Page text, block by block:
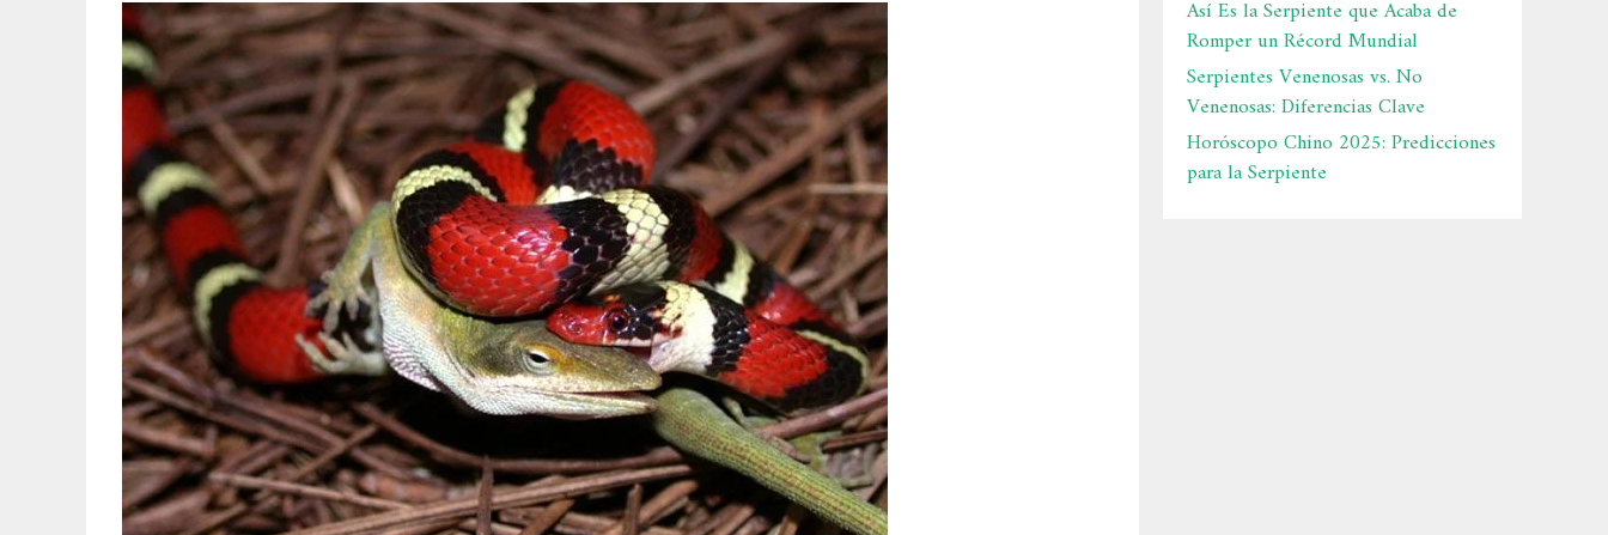
Así Es la Serpiente que Acaba de
Romper un Récord Mundial
Serpientes Venenosas vs. No
Venenosas: Diferencias Clave
Horóscopo Chino 2025: Predicciones
para la Serpiente